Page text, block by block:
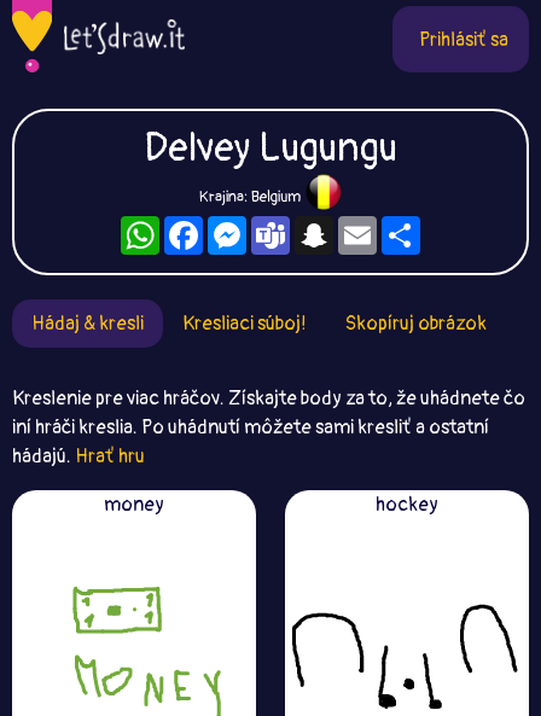
Prihlásiť sa
Delvey Lugungu
Krajina: Belgium
WhatsAppFacebookMessengerTeamsSnapchat
Email
Hádaj & kresli Kresliaci súboj! Skopíruj obrázok
Kreslenie pre viac hráčov. Získajte body za to, že uhádnete čo
iní hráči kreslia. Po uhádnutí môžete sami kresliť a ostatní
hádajú. Hrať hru
money
hockey